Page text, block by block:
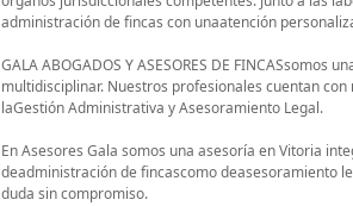
administración de fincas con unaatención
GALA ABOGADOS Y ASESORES DE FINCASsomos
multidisciplinar. Nuestros profesionales cuentan
laGestión Administrativa y Asesoramiento Legal.
En Asesores Gala somos una asesoría en Vitoria
deadministración de fincascomo deasesoramiento
duda sin compromiso.